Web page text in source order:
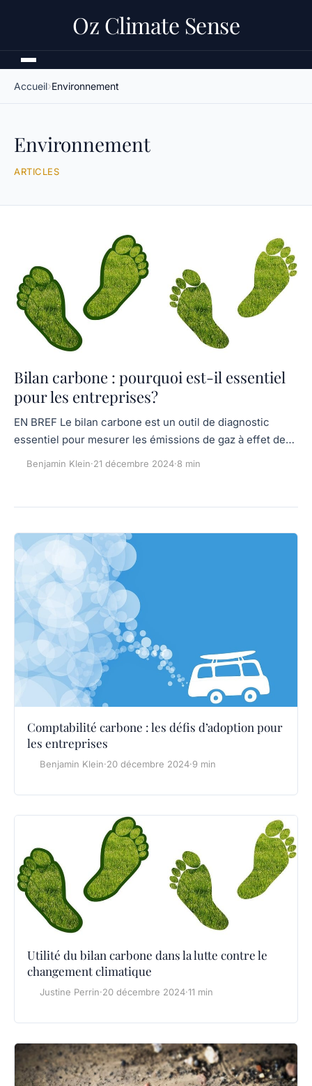
Oz Climate Sense
Accueil Environnement
Environnement
ARTICLES
Bilan carbone : pourquoi est-il essentiel
pour les entreprises?
EN BREF Le bilan carbone est un outil de diagnostic
essentiel pour mesurer les émissions de gaz à effet de…
Benjamin Klein·21 décembre 2024·8 min
Comptabilité carbone : les défis d’adoption pour
les entreprises
Benjamin Klein·20 décembre 2024·9 min
Utilité du bilan carbone dans la lutte contre le
changement climatique
Justine Perrin·20 décembre 2024·11 min